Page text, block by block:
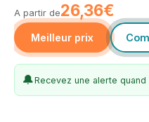
A partir de26,36€
Meilleur prix
🔔Recevez une alerte